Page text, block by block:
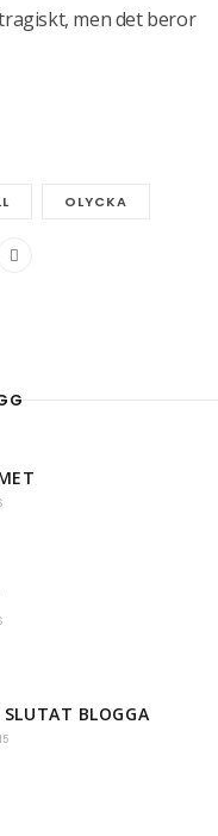
men det beror
OLYCKA
BLOGGA